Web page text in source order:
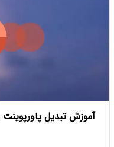
آموزش تبدیل